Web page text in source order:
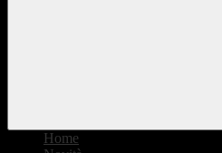
Home